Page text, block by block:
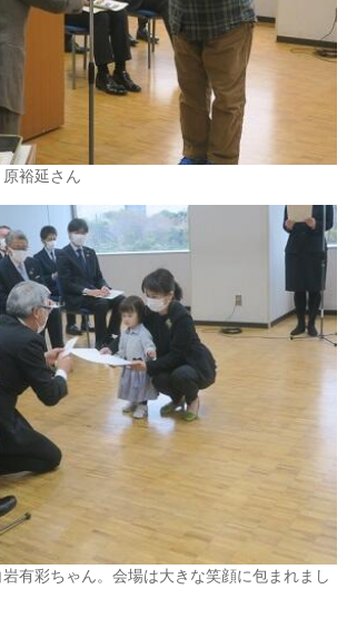
裕延さん
有彩ちゃん。会場は大きな笑顔に包まれまし